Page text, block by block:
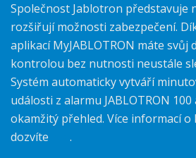
Společnost Jablotron představuje
rozšiřují možnosti zabezpečení.
aplikací MyJABLOTRON máte svůj
kontrolou bez nutnosti neustále
Systém automaticky vytváří
události z alarmu JABLOTRON
okamžitý přehled. Více informací o
dozvíte
.